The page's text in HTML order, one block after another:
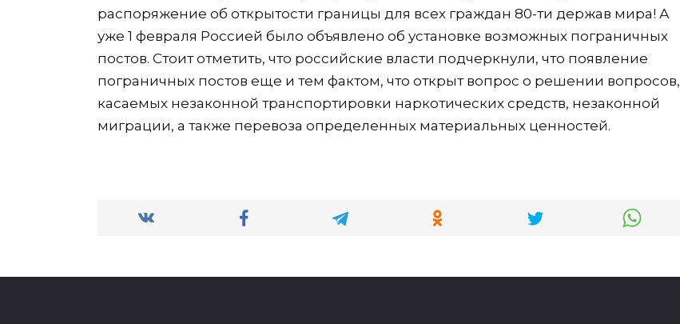
распоряжение об открытости границы для всех граждан 80-ти держав мира! А
уже 1 февраля Россией было объявлено об установке возможных пограничных
постов. Стоит отметить, что российские власти подчеркнули, что появление
пограничных постов еще и тем фактом, что открыт вопрос о решении вопросов,
касаемых незаконной транспортировки наркотических средств, незаконной
миграции, а также перевоза определенных материальных ценностей.